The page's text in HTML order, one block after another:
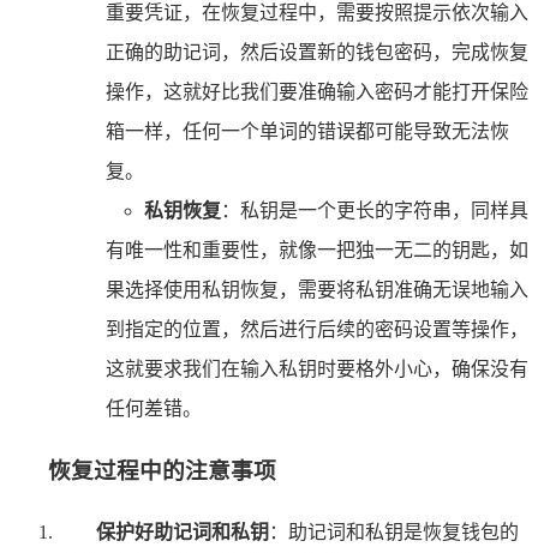
重要凭证，在恢复过程中，需要按照提示依次输入
正确的助记词，然后设置新的钱包密码，完成恢复
操作，这就好比我们要准确输入密码才能打开保险
箱一样，任何一个单词的错误都可能导致无法恢
复。
私钥恢复 ：私钥是一个更长的字符串，同样具
有唯一性和重要性，就像一把独一无二的钥匙，如
果选择使用私钥恢复，需要将私钥准确无误地输入
到指定的位置，然后进行后续的密码设置等操作，
这就要求我们在输入私钥时要格外小心，确保没有
任何差错。
恢复过程中的注意事项
保护好助记词和私钥 ：助记词和私钥是恢复钱包的